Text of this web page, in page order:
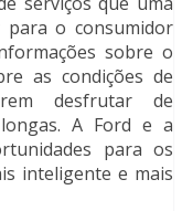
o consumidor
sobre o
as condições de
desfrutar de
A Ford e a
para os
inteligente e mais